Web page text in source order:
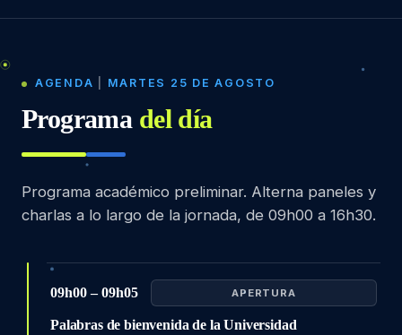
AGENDA MARTES 25 DE AGOSTO
Programa del día
Programa académico preliminar. Alterna paneles y
charlas a lo largo de la jornada, de 09h00 a 16h30.
09h00 – 09h05 APERTURA
Palabras de bienvenida de la Universidad